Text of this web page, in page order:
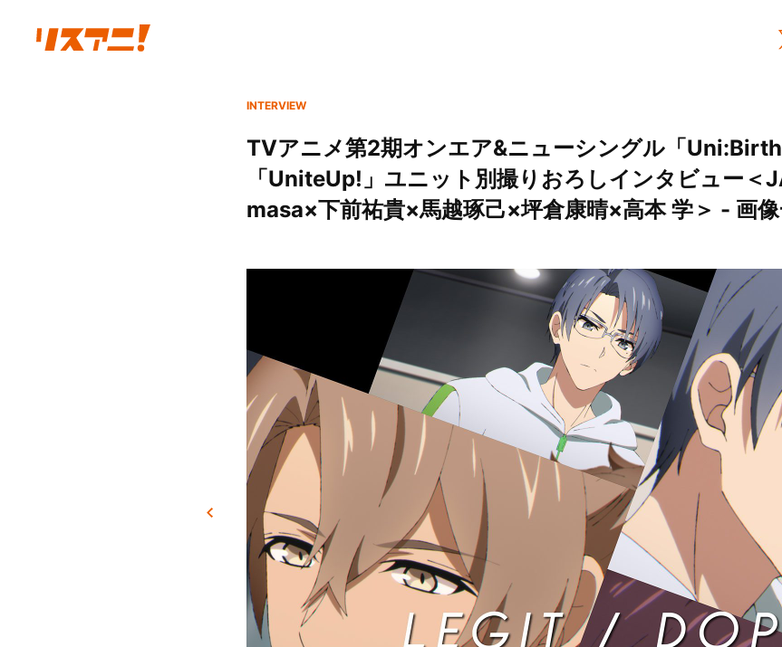
INTERVIEW
TVアニメ第2期オンエア&ニューシングル「Uni:Birth
「UniteUp!」ユニット別撮りおろしインタビュー＜
masa×下前祐貴×馬越琢己×坪倉康晴×高本 学＞ - 画像